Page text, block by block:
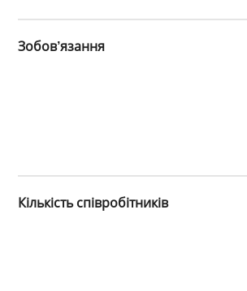
Зобов’язання
Кількість співробітників